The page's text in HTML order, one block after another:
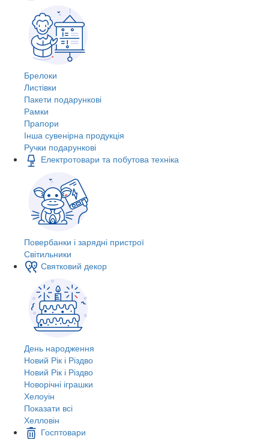
Брелоки
Листівки
Пакети подарункові
Рамки
Прапори
Інша сувенірна продукція
Ручки подарункові
Електротовари та побутова техніка
Повербанки і зарядні пристрої
Світильники
Святковий декор
День народження
Новий Рік і Різдво
Новий Рік і Різдво
Новорічні іграшки
Хелоуін
Показати всі
Хелловін
Госптовари